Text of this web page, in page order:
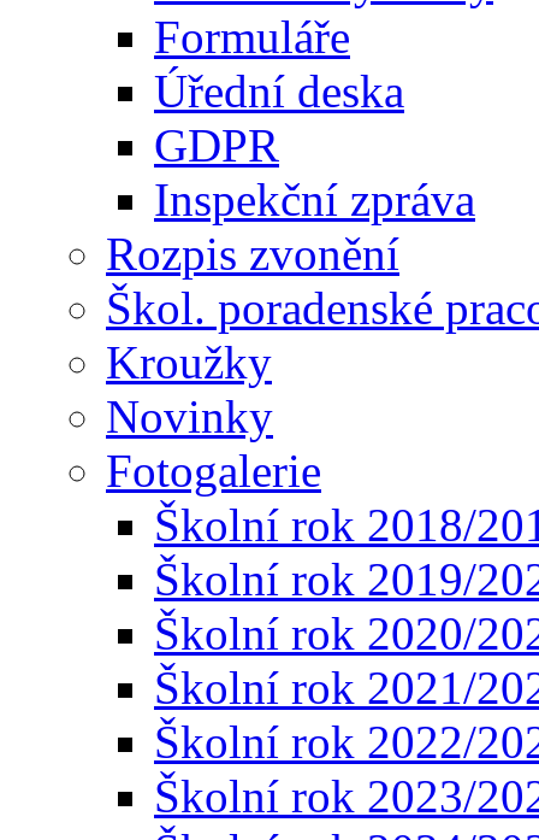
Formuláře
Úřední deska
GDPR
Inspekční zpráva
Rozpis zvonění
Škol. poradenské
Kroužky
Novinky
Fotogalerie
Školní rok 2018/
Školní rok 2019/
Školní rok 2020/
Školní rok 2021/
Školní rok 2022/
Školní rok 2023/